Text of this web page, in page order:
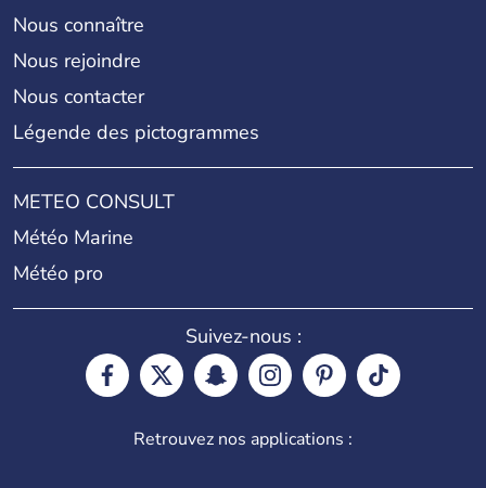
Nous connaître
Nous rejoindre
Nous contacter
Légende des pictogrammes
METEO CONSULT
Météo Marine
Météo pro
Suivez-nous :
Retrouvez nos applications :